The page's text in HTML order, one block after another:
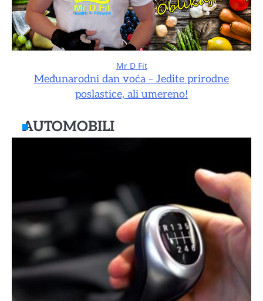
Mr D Fit
Međunarodni dan voća – Jedite prirodne
poslastice, ali umereno!
AUTOMOBILI